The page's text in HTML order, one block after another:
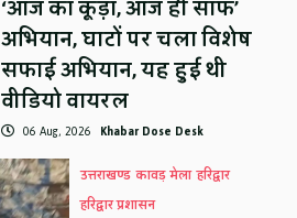
‘आज का कूड़ा, आज ही साफ’
अभियान, घाटों पर चला विशेष
सफाई अभियान, यह हुई थी
वीडियो वायरल
06 Aug, 2026 Khabar Dose Desk
उत्तराखण्ड कावड़ मेला हरिद्वार
हरिद्वार प्रशासन